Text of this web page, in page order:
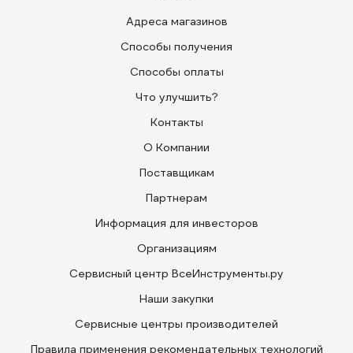
Адреса магазинов
Способы получения
Способы оплаты
Что улучшить?
Контакты
О Компании
Поставщикам
Партнерам
Информация для инвесторов
Организациям
Сервисный центр ВсеИнструменты.ру
Наши закупки
Сервисные центры производителей
Правила применения рекомендательных технологий